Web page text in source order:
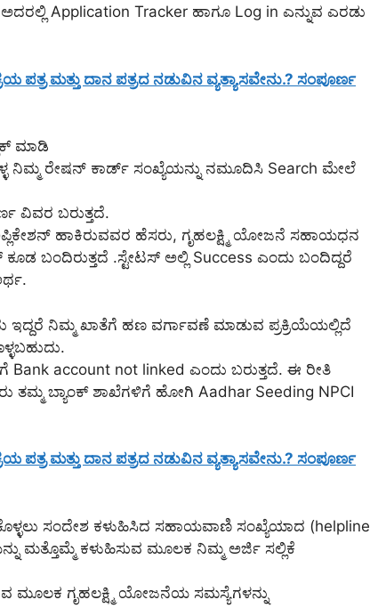
Application Tracker ಹಾಗೂ Log in ಎನ್ನುವ ಎರಡು
ಪತ್ರ ಮತ್ತು ದಾನ ಪತ್ರದ ನಡುವಿನ ವ್ಯತ್ಯಾಸವೇನು.? ಸಂಪೂರ್ಣ
ಮಾಡಿ
ನಿಮ್ಮ ರೇಷನ್ ಕಾರ್ಡ್ ಸಂಖ್ಯೆಯನ್ನು ನಮೂದಿಸಿ Search ಮೇಲೆ
ವಿವರ ಬರುತ್ತದೆ.
ಹಾಕಿರುವವರ ಹೆಸರು, ಗೃಹಲಕ್ಷ್ಮಿ ಯೋಜನೆ ಸಹಾಯಧನ
ಬಂದಿರುತ್ತದೆ .ಸ್ಟೇಟಸ್ ಅಲ್ಲಿ Success ಎಂದು ಬಂದಿದ್ದರೆ
ಇದ್ದರೆ ನಿಮ್ಮ ಖಾತೆಗೆ ಹಣ ವರ್ಗಾವಣೆ ಮಾಡುವ ಪ್ರಕ್ರಿಯೆಯಲ್ಲಿದೆ
account not linked ಎಂದು ಬರುತ್ತದೆ. ಈ ರೀತಿ
ತಮ್ಮ ಬ್ಯಾಂಕ್ ಶಾಖೆಗಳಿಗೆ ಹೋಗಿ Aadhar Seeding NPCI
ಪತ್ರ ಮತ್ತು ದಾನ ಪತ್ರದ ನಡುವಿನ ವ್ಯತ್ಯಾಸವೇನು.? ಸಂಪೂರ್ಣ
ಸಂದೇಶ ಕಳುಹಿಸಿದ ಸಹಾಯವಾಣಿ ಸಂಖ್ಯೆಯಾದ (helpline
ಮತ್ತೊಮ್ಮೆ ಕಳುಹಿಸುವ ಮೂಲಕ ನಿಮ್ಮ ಅರ್ಜಿ ಸಲ್ಲಿಕೆ
ಮೂಲಕ ಗೃಹಲಕ್ಷ್ಮಿ ಯೋಜನೆಯ ಸಮಸ್ಯೆಗಳನ್ನು